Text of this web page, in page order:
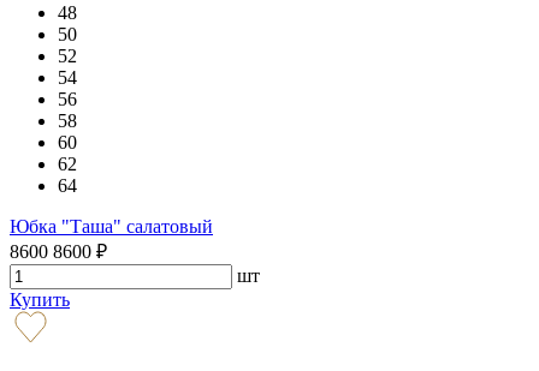
48
50
52
54
56
58
60
62
64
Юбка "Таша" салатовый
8600 8600 ₽
шт
Купить